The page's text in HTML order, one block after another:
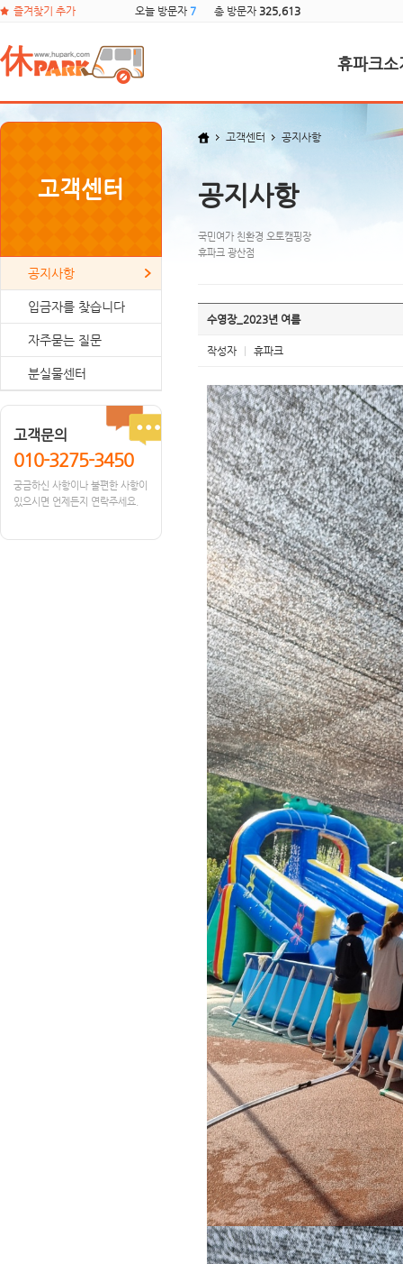
즐겨찾기 추가 오늘 방문자 7 총 방문자 325,613
휴파크소
고객센터
공지사항
입금자를 찾습니다
자주묻는 질문
분실물센터
고객문의
010-3275-3450
궁금하신 사항이나 불편한 사항이
있으시면 언제든지 연락주세요.
고객센터 공지사항
공지사항
국민여가 친환경 오토캠핑장
휴파크 광산점
수영장_2023년 여름
작성자 휴파크